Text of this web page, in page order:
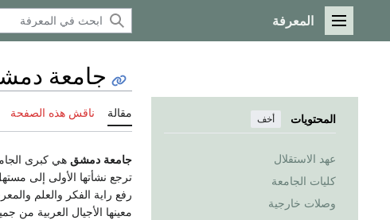
القائمة الرئيسية
المعرفة
المحتويات أخف
عهد الاستقلال
كليات الجامعة
وصلات خارجية
جامعة
مقالة ناقش هذه الصفحة
جامعة دمشق هي كبرى
ترجع نشأتها الأولى إلى
رفع راية الفكر والعلم
معينها الأجيال العربية من